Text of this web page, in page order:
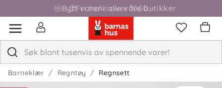
Fri frakt over 1000,-
Barneklær Regntøy Regnsett